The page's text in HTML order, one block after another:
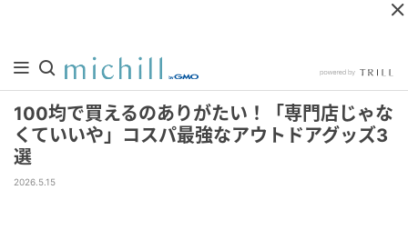
100均で買えるのありがたい！「専門店じゃな
くていいや」コスパ最強なアウトドアグッズ3
選
2026.5.15